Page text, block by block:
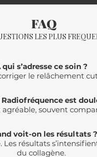
FAQ
LES PLUS
qui s’adresse ce soin ?
le relâchement
est
souvent
voit-on les résultats ?
résultats
du collagène.